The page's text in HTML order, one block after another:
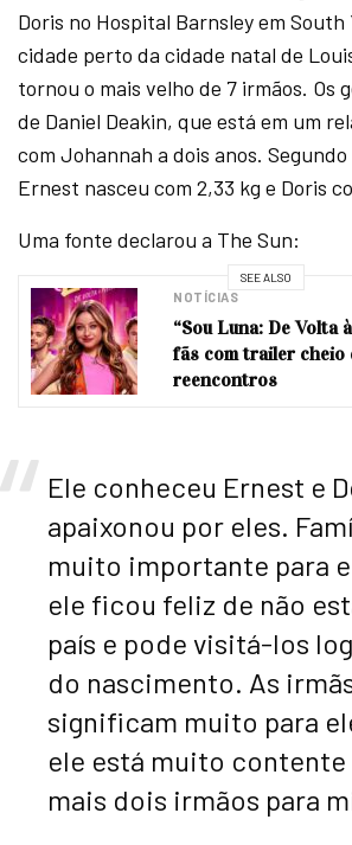
Doris no Hospital Barnsley em
cidade perto da cidade natal de
tornou o mais velho de 7 irmãos. Os
de Daniel Deakin, que está em um
com Johannah a dois anos.
Ernest nasceu com 2,33 kg e Doris
Uma fonte declarou a The Sun:
SEE ALSO
NOTÍCIAS
“Sou Luna: De Volta
fãs com trailer cheio
reencontros
Ele conheceu Ernest e
apaixonou por eles.
muito importante para
ele ficou feliz de não
país e pode visitá-los
do nascimento. As
significam muito para
ele está muito
mais dois irmãos para